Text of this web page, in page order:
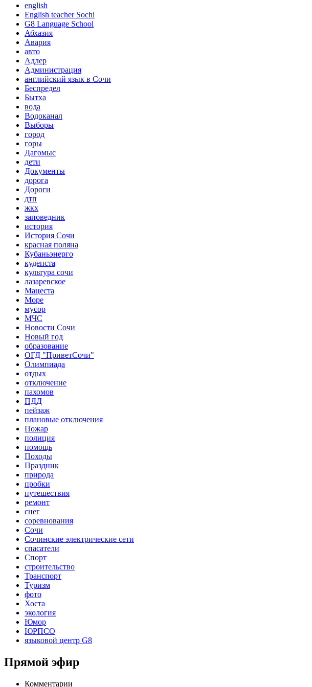
english
English teacher Sochi
G8 Language School
Абхазия
Авария
авто
Адлер
Администрация
английский язык в Сочи
Беспредел
Бытха
вода
Водоканал
Выборы
город
горы
Дагомыс
дети
Документы
дорога
Дороги
дтп
жкх
заповедник
история
История Сочи
красная поляна
Кубаньэнерго
кудепста
культура сочи
лазаревское
Мацеста
Море
мусор
МЧС
Новости Сочи
Новый год
образование
ОГД "ПриветСочи"
Олимпиада
отдых
отключение
пахомов
ПДД
пейзаж
плановые отключения
Пожар
полиция
помощь
Походы
Праздник
природа
пробки
путешествия
ремонт
снег
соревнования
Сочи
Сочинские электрические сети
спасатели
Спорт
строительство
Транспорт
Туризм
фото
Хоста
экология
Юмор
ЮРПСО
языковой центр G8
Прямой эфир
Комментарии